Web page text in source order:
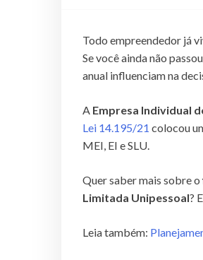
Todo empreendedor já
Se você ainda não
anual influenciam na
A Empresa Individual
Lei 14.195/21 colocou
MEI, EI e SLU.
Quer saber mais sobre o
Limitada Unipessoal?
Leia também: